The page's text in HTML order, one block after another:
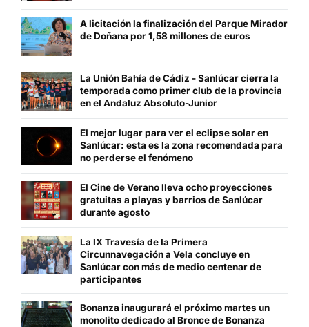
A licitación la finalización del Parque Mirador
de Doñana por 1,58 millones de euros
La Unión Bahía de Cádiz - Sanlúcar cierra la
temporada como primer club de la provincia
en el Andaluz Absoluto-Junior
El mejor lugar para ver el eclipse solar en
Sanlúcar: esta es la zona recomendada para
no perderse el fenómeno
El Cine de Verano lleva ocho proyecciones
gratuitas a playas y barrios de Sanlúcar
durante agosto
La IX Travesía de la Primera
Circunnavegación a Vela concluye en
Sanlúcar con más de medio centenar de
participantes
Bonanza inaugurará el próximo martes un
monolito dedicado al Bronce de Bonanza